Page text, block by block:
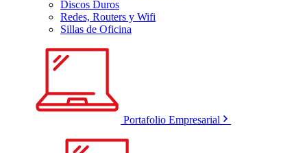
Discos Duros
Redes, Routers y Wifi
Sillas de Oficina
Portafolio Empresarial